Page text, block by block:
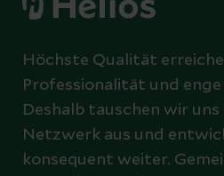
Höchste Qualität
Professionalität und
Deshalb tauschen wir uns
Netzwerk aus und
konsequent weiter.